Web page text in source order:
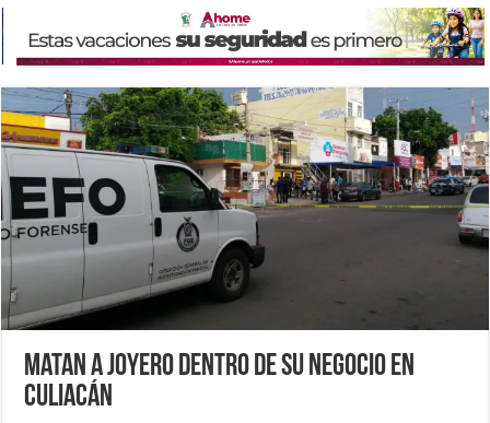
Matan a joyero dentro de su negocio en
Culiacán